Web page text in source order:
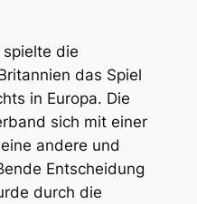
die
das Spiel
in Europa. Die
sich mit einer
andere und
Entscheidung
durch die